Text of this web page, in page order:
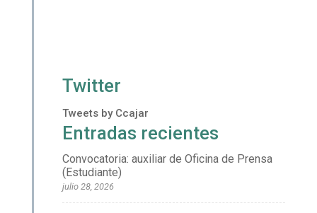
Twitter
Tweets by Ccajar
Entradas recientes
Convocatoria: auxiliar de Oficina de Prensa
(Estudiante)
julio 28, 2026